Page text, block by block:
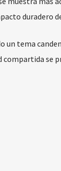
duradero
tema
compartida se